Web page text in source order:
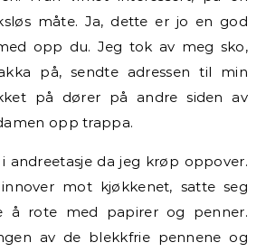
måte. Ja, dette er jo en god
opp du. Jeg tok av meg sko,
på, sendte adressen til min
på dører på andre siden av
opp trappa.
andreetasje da jeg krøp oppover.
mot kjøkkenet, satte seg
å rote med papirer og penner.
av de blekkfrie pennene og